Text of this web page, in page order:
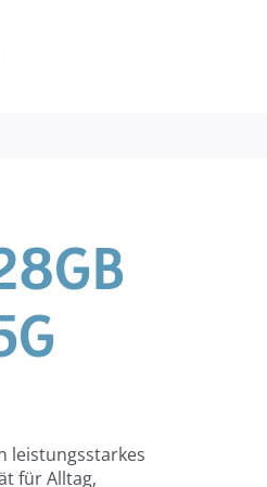
leistungsstarkes
für Alltag,